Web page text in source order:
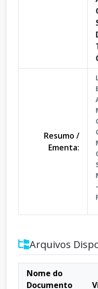
Resumo /
Ementa:
Arquivos
Nome do
Documento